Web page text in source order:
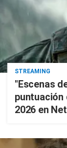
STREAMING
"Escenas
puntuación
2026 en